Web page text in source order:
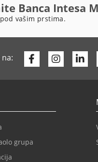
Banca Intesa
vašim prstima.
Facebook
grupa